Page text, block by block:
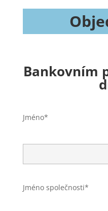
Bankovním
Jméno*
Jméno společnosti*